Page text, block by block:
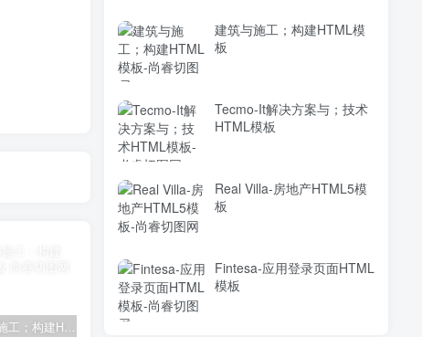
建筑与施工；构建HTML模板
建筑与施工；构建HTML模
板
Tecmo-It解决方案与；技术
HTML模板
Real Villa-房地产HTML5模
板
Fintesa-应用登录页面HTML
模板